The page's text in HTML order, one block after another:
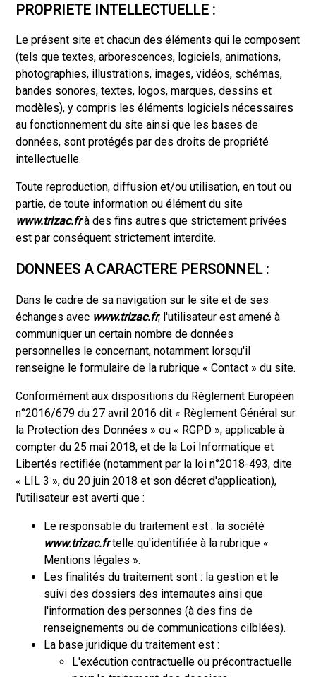
PROPRIETE INTELLECTUELLE :
Le présent site et chacun des éléments qui le composent
(tels que textes, arborescences, logiciels, animations,
photographies, illustrations, images, vidéos, schémas,
bandes sonores, textes, logos, marques, dessins et
modèles), y compris les éléments logiciels nécessaires
au fonctionnement du site ainsi que les bases de
données, sont protégés par des droits de propriété
intellectuelle.
Toute reproduction, diffusion et/ou utilisation, en tout ou
partie, de toute information ou élément du site
www.trizac.frà des fins autres que strictement privées
est par conséquent strictement interdite.
DONNEES A CARACTERE PERSONNEL :
Dans le cadre de sa navigation sur le site et de ses
échanges avec www.trizac.fr, l'utilisateur est amené à
communiquer un certain nombre de données
personnelles le concernant, notamment lorsqu'il
renseigne le formulaire de la rubrique « Contact » du site.
Conformément aux dispositions du Règlement Européen
n°2016/679 du 27 avril 2016 dit « Règlement Général sur
la Protection des Données » ou « RGPD », applicable à
compter du 25 mai 2018, et de la Loi Informatique et
Libertés rectifiée (notamment par la loi n°2018-493, dite
« LIL 3 », du 20 juin 2018 et son décret d'application),
l'utilisateur est averti que :
Le responsable du traitement est : la société
www.trizac.frtelle qu'identifiée à la rubrique «
Mentions légales ».
Les finalités du traitement sont : la gestion et le
suivi des dossiers des internautes ainsi que
l'information des personnes (à des fins de
renseignements ou de communications cilblées).
La base juridique du traitement est :
L'exécution contractuelle ou précontractuelle